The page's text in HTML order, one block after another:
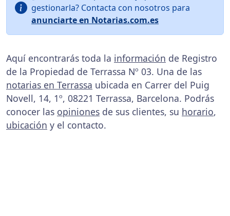
gestionarla? Contacta con nosotros para
anunciarte en Notarias.com.es
Aquí encontrarás toda la información de Registro
de la Propiedad de Terrassa Nº 03. Una de las
notarias en Terrassa ubicada en Carrer del Puig
Novell, 14, 1º, 08221 Terrassa, Barcelona. Podrás
conocer las opiniones de sus clientes, su horario,
ubicación y el contacto.